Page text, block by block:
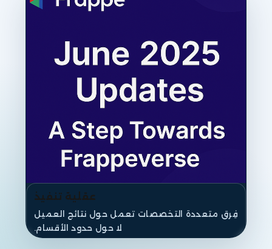
عقلية تنفيذ
فِرق متعددة التخصصات تعمل حول نتائج العميل
لا حول حدود الأقسام.